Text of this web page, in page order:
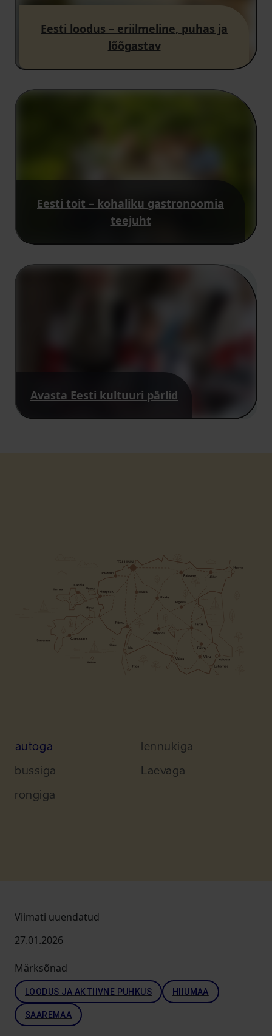
Eesti loodus – eriilmeline, puhas ja
lõõgastav
Eesti toit – kohaliku gastronoomia
teejuht
Avasta Eesti kultuuri pärlid
autoga
bussiga
rongiga
lennukiga
Laevaga
Viimati uuendatud
27.01.2026
Märksõnad
LOODUS JA AKTIIVNE PUHKUS HIIUMAA
SAAREMAA